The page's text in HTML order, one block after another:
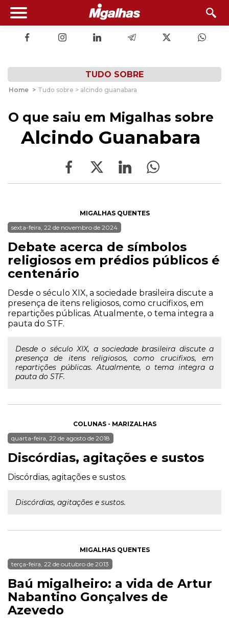
TUDO SOBRE
Home > Tudo sobre > alcindo guanabara
O que saiu em Migalhas sobre
Alcindo Guanabara
MIGALHAS QUENTES
sexta-feira, 22 de novembro de 2024
Debate acerca de símbolos
religiosos em prédios públicos é
centenário
Desde o século XIX, a sociedade brasileira discute a
presença de itens religiosos, como crucifixos, em
repartições públicas. Atualmente, o tema integra a
pauta do STF.
Desde o século XIX, a sociedade brasileira discute a
presença de itens religiosos, como crucifixos, em
repartições públicas. Atualmente, o tema integra a
pauta do STF.
COLUNAS - MARIZALHAS
quarta-feira, 22 de agosto de 2018
Discórdias, agitações e sustos
Discórdias, agitações e sustos.
Discórdias, agitações e sustos.
MIGALHAS QUENTES
terça-feira, 22 de outubro de 2013
Baú migalheiro: a vida de Artur
Nabantino Gonçalves de
Azevedo